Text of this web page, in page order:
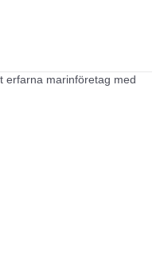
erfarna marinföretag med